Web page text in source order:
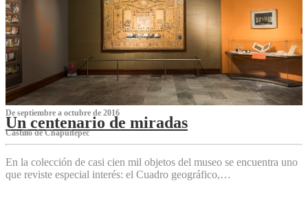
De septiembre a octubre de 2016
Un centenario de miradas
Castillo de Chapultepec
En la colección de casi cien mil objetos del museo se encuentra uno
que reviste especial interés: el Cuadro geográfico,…